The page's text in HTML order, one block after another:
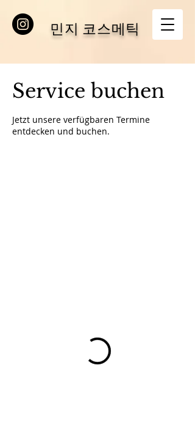
민지 코스메틱
Service buchen
Jetzt unsere verfügbaren Termine
entdecken und buchen.